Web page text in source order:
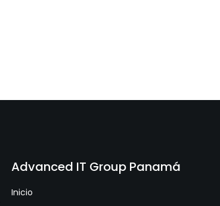
Advanced IT Group Panamá
Inicio